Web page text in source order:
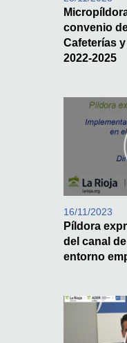
convenio
Cafeterías
2022-2025
16/11/2023
Píldora
del canal
entorno